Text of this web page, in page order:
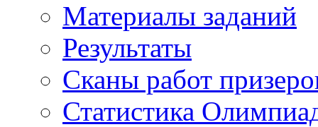
Материалы заданий
Результаты
Сканы работ
Статистика